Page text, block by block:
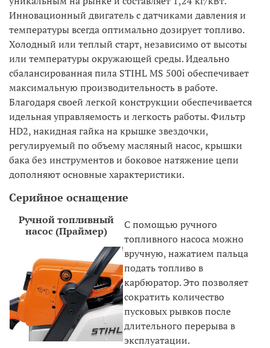
Инновационный двигатель с датчиками давления и
температуры всегда оптимально дозирует топливо.
Холодный или теплый старт, независимо от высоты
или температуры окружающей среды. Идеально
сбалансированная пила STIHL MS 500i обеспечивает
максимальную производительность в работе.
Благодаря своей легкой конструкции обеспечивается
идельная управляемость и легкость работы. Фильтр
HD2, накидная гайка на крышке звездочки,
регулируемый по объему масляный насос, крышки
бака без инструментов и боковое натяжение цепи
дополняют основные характеристики.
Серийное оснащение
Ручной топливный
насос (Праймер)
С помощью ручного
топливного насоса можно
вручную, нажатием пальца
подать топливо в
карбюратор. Это позволяет
сократить количество
пусковых рывков после
длительного перерыва в
эксплуатации.